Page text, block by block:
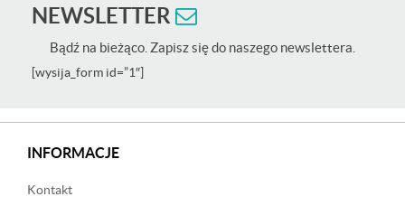
NEWSLETTER
Bądź na bieżąco. Zapisz się do naszego newslettera.
[wysija_form id=”1″]
INFORMACJE
Kontakt